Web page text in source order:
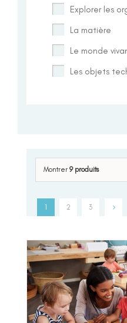
Montrer 9 produits
1 2 3
Explorer les
La matière
Le monde
Les objets